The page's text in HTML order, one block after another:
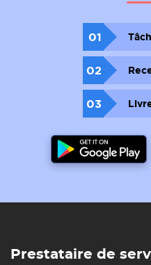
01
02
03
Prestataire de